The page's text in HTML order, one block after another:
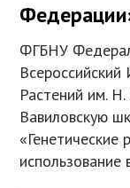
ФГБНУ
Всероссийский
Растений им.
Вавиловскую
«Генетические
использование